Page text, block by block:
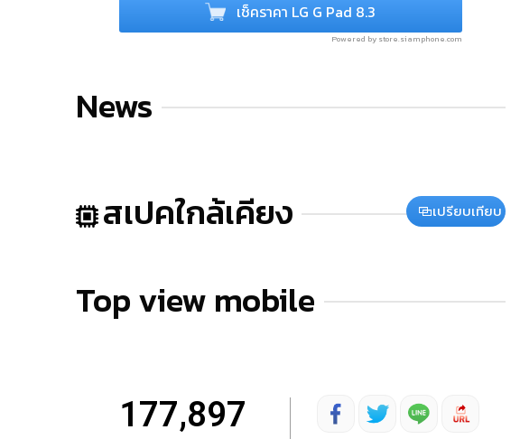
เช็คราคา LG G Pad 8.3
Powered by store.siamphone.com
News
สเปคใกล้เคียง เปรียบเทียบ
Top view mobile
177,897